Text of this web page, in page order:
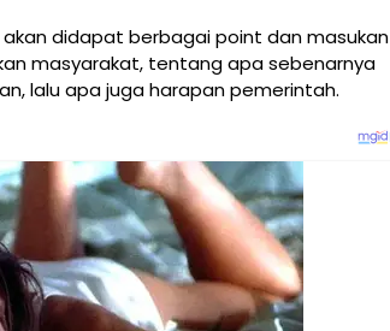
akan didapat berbagai point dan masukan
masyarakat, tentang apa sebenarnya
lalu apa juga harapan pemerintah.